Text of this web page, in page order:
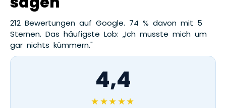
212 Bewertungen auf Google. 74 % davon mit 5
Sternen. Das häufigste Lob: „Ich musste mich um
gar nichts kümmern."
4,4
★★★★★